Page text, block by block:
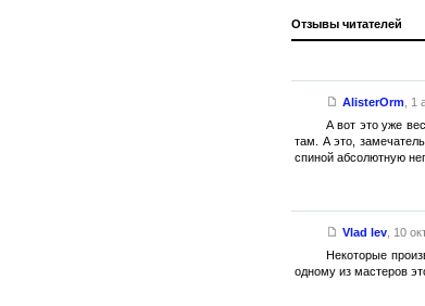
Отзывы читателей
AlisterOrm
1
А вот это уже
там. А это,
спиной абсолютную
Vlad lev, 10
Некоторые
одному из мастеров